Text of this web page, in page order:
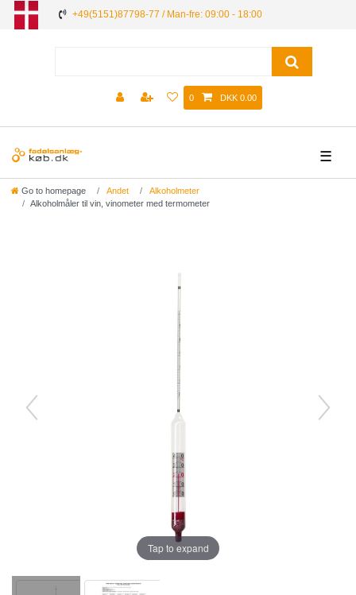
+49(5151)87798-77 / Man-fre: 09:00 - 18:00
0 DKK 0.00
☰
Go to homepage Andet
Alkoholmeter
Alkoholmåler til vin, vinometer med termometer
Tap to expand